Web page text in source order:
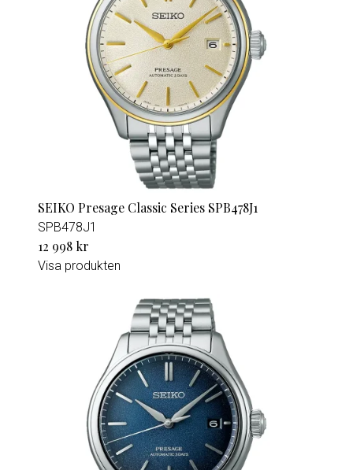
SEIKO Presage Classic Series SPB478J1
SPB478J1
12 998 kr
Visa produkten